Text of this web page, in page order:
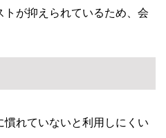
トが抑えられているため、会
慣れていないと利用しにくい